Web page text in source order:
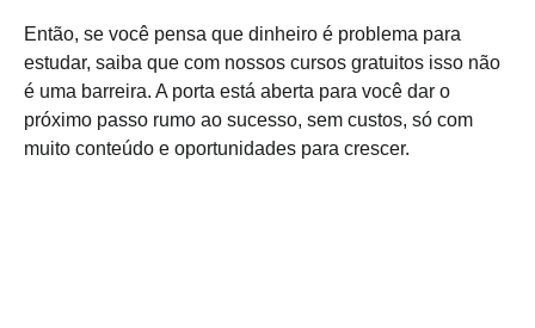
Então, se você pensa que dinheiro é problema para
estudar, saiba que com nossos cursos gratuitos isso não
é uma barreira. A porta está aberta para você dar o
próximo passo rumo ao sucesso, sem custos, só com
muito conteúdo e oportunidades para crescer.